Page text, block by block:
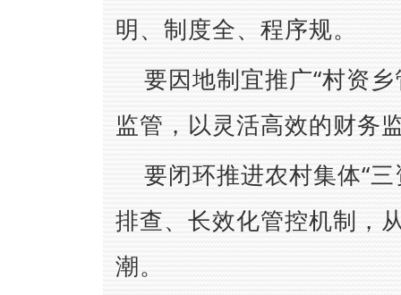
明、制度全、程序规。
要因地制宜推广“村资
监管，以灵活高效的财务
要闭环推进农村集体“
排查、长效化管控机制，
潮。